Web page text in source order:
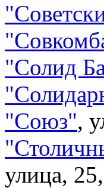
"
"
"Солид
"
"Союз",
"
улица,